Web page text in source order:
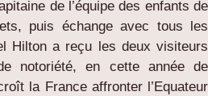
de l’équipe des enfants de
puis échange avec tous les
Hilton a reçu les deux visiteurs
notoriété, en cette année de
la France affronter l’Equateur